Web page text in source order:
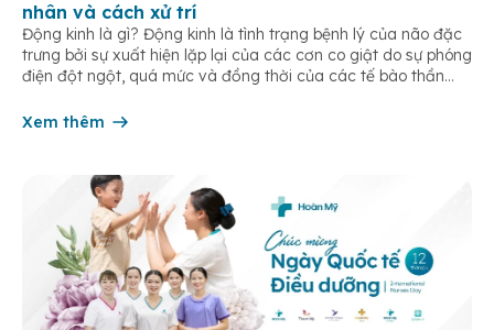
nhân và cách xử trí
Động kinh là gì? Động kinh là tình trạng bệnh lý của não đặc
trưng bởi sự xuất hiện lặp lại của các cơn co giật do sự phóng
điện đột ngột, quá mức và đồng thời của các tế bào thần
Xem thêm